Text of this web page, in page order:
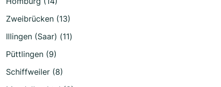
Zweibrücken (13)
Illingen (Saar) (11)
Püttlingen (9)
Schiffweiler (8)